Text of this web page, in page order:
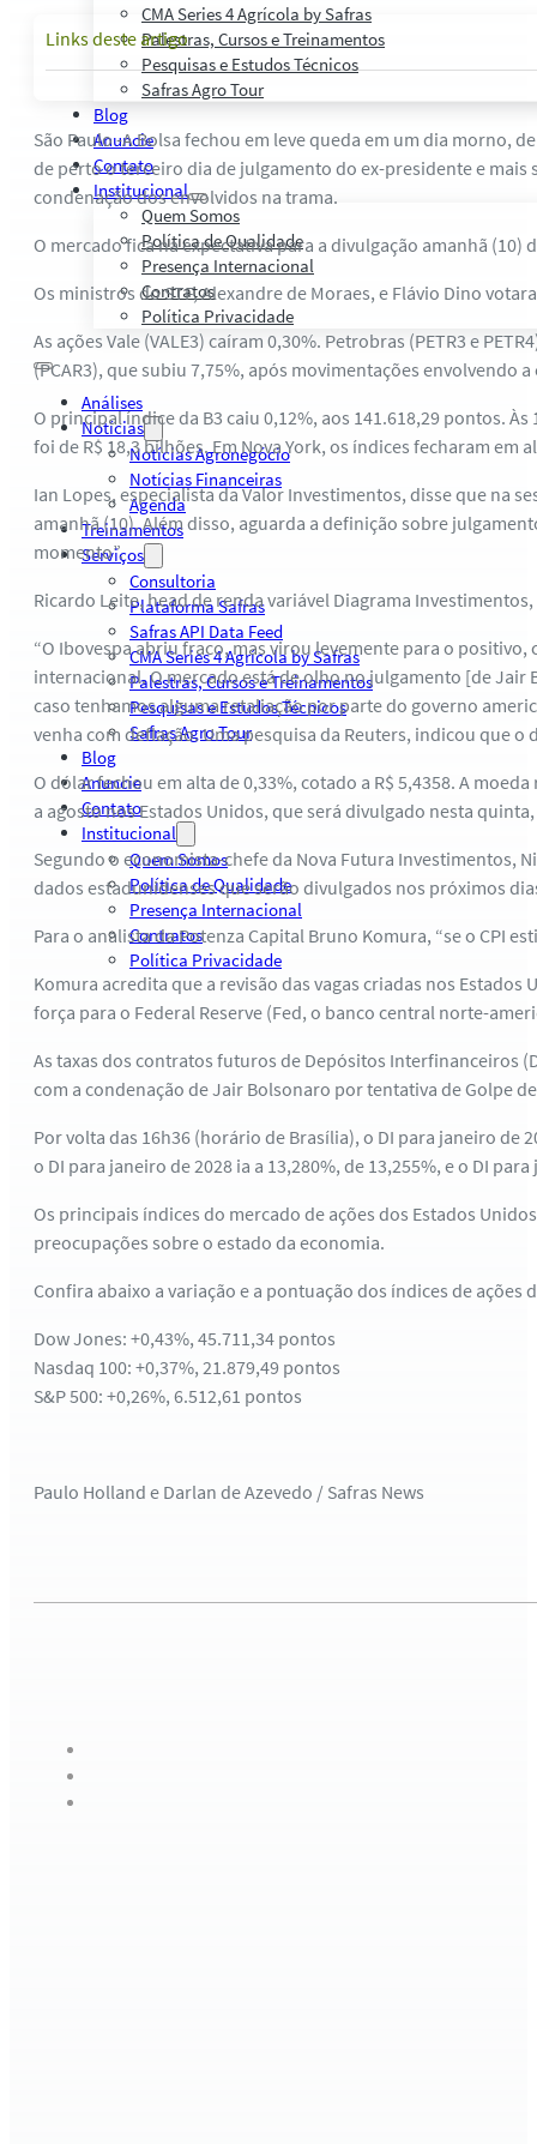
CMA Series 4 Agrícola by Safras
Palestras, Cursos e Treinamentos
Pesquisas e Estudos Técnicos
Safras Agro Tour
Blog
Anuncie
Contato
Institucional
Quem Somos
Política de Qualidade
Presença Internacional
Contratos
Política Privacidade
Análises
Notícias
Notícias Agronegócio
Notícias Financeiras
Agenda
Treinamentos
Serviços
Consultoria
Plataforma Safras
Safras API Data Feed
CMA Series 4 Agrícola by Safras
Palestras, Cursos e Treinamentos
Pesquisas e Estudos Técnicos
Safras Agro Tour
Blog
Anuncie
Contato
Institucional
Quem Somos
Política de Qualidade
Presença Internacional
Contratos
Política Privacidade
Links deste artigo
São Paulo -A Bolsa fechou em leve queda em um dia morno,
de perto o terceiro dia de julgamento do ex-presidente e mais
condenação dos envolvidos na trama.
O mercado fica na expectativa para a divulgação amanhã
Os ministros do STF, Alexandre de Moraes, e Flávio Dino
As ações Vale (VALE3) caíram 0,30%. Petrobras (PETR3 e
(PCAR3), que subiu 7,75%, após movimentações envolvendo
O principal índice da B3 caiu 0,12%, aos 141.618,29 pontos.
foi de R$ 18,3 bilhões. Em Nova York, os índices fecharam em
Ian Lopes, especialista da Valor Investimentos, disse que na
amanhã (10). Além disso, aguarda a definição sobre
momento”.
Ricardo Leite, head de renda variável Diagrama
“O Ibovespa abriu fraco, mas virou levemente para o
internacional. O mercado está de olho no julgamento [de Jair
caso tenhamos alguma retaliação por parte do governo
venha com deflação. Uma pesquisa da Reuters, indicou que o
O dólar fechou em alta de 0,33%, cotado a R$ 5,4358. A
a agosto nos Estados Unidos, que será divulgado nesta
Segundo o economista-chefe da Nova Futura Investimentos,
dados estadunidenses que serão divulgados nos próximos
Para o analista da Potenza Capital Bruno Komura, “se o CPI
Komura acredita que a revisão das vagas criadas nos
força para o Federal Reserve (Fed, o banco central norte-
As taxas dos contratos futuros de Depósitos Interfinanceiros
com a condenação de Jair Bolsonaro por tentativa de Golpe
Por volta das 16h36 (horário de Brasília), o DI para janeiro de
o DI para janeiro de 2028 ia a 13,280%, de 13,255%, e o DI
Os principais índices do mercado de ações dos Estados
preocupações sobre o estado da economia.
Confira abaixo a variação e a pontuação dos índices de ações
Dow Jones: +0,43%, 45.711,34 pontos
Nasdaq 100: +0,37%, 21.879,49 pontos
S&P 500: +0,26%, 6.512,61 pontos
Paulo Holland e Darlan de Azevedo / Safras News